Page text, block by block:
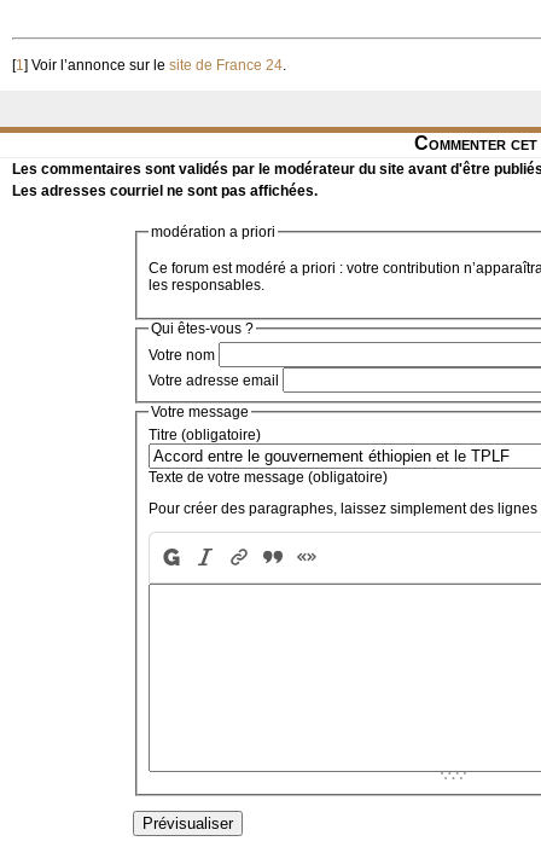
[1] Voir l’annonce sur le site de France 24.
Commenter
Les commentaires sont validés par le modérateur du site avant d'être
Les adresses courriel ne sont pas affichées.
modération a priori
Ce forum est modéré a priori : votre contribution
les responsables.
Qui êtes-vous ?
Votre nom
Votre adresse email
Votre message
Titre (obligatoire)
Texte de votre message (obligatoire)
Pour créer des paragraphes, laissez simplement des lignes